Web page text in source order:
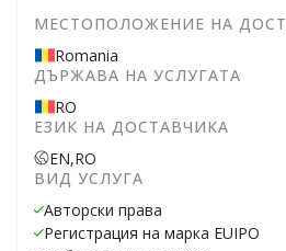
МЕСТОПОЛОЖЕНИЕ НА
Romania
ДЪРЖАВА НА УСЛУГАТА
RO
ЕЗИК НА ДОСТАВЧИКА
EN,RO
ВИД УСЛУГА
Авторски права
Регистрация на марка EUIPO